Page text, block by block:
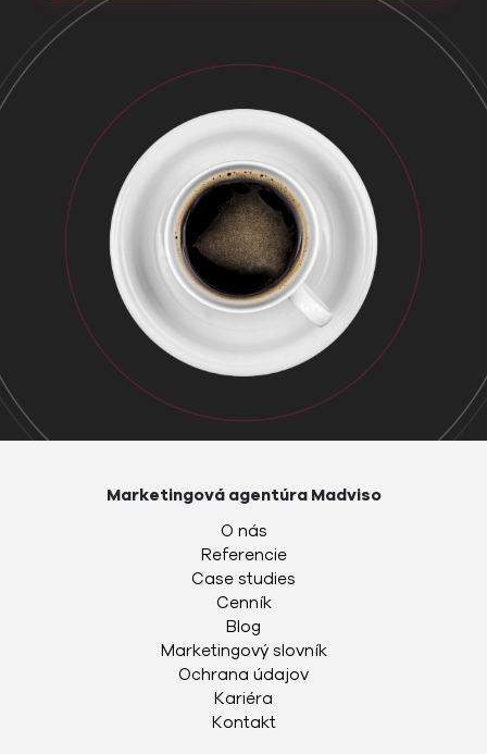
Marketingová agentúra Madviso
O nás
Referencie
Case studies
Cenník
Blog
Marketingový slovník
Ochrana údajov
Kariéra
Kontakt